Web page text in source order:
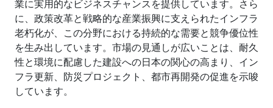
業に実用的なビジネスチャンスを提供しています。さら
に、政策改革と戦略的な産業振興に支えられたインフラ
老朽化が、この分野における持続的な需要と競争優位性
を生み出しています。市場の見通しが広いことは、耐久
性と環境に配慮した建設への日本の関心の高まり、イン
フラ更新、防災プロジェクト、都市再開発の促進を示唆
しています。